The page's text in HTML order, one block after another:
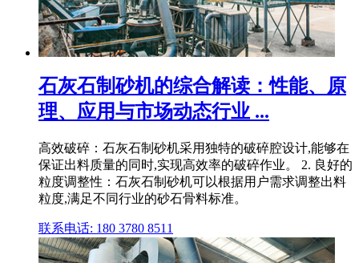
石灰石制砂机的综合解读：性能、原
理、应用与市场动态行业 ...
高效破碎：石灰石制砂机采用独特的破碎腔设计,能够在
保证出料质量的同时,实现高效率的破碎作业。 2. 良好的
粒度调整性：石灰石制砂机可以根据用户需求调整出料
粒度,满足不同行业的砂石骨料标准。
联系电话: 180 3780 8511